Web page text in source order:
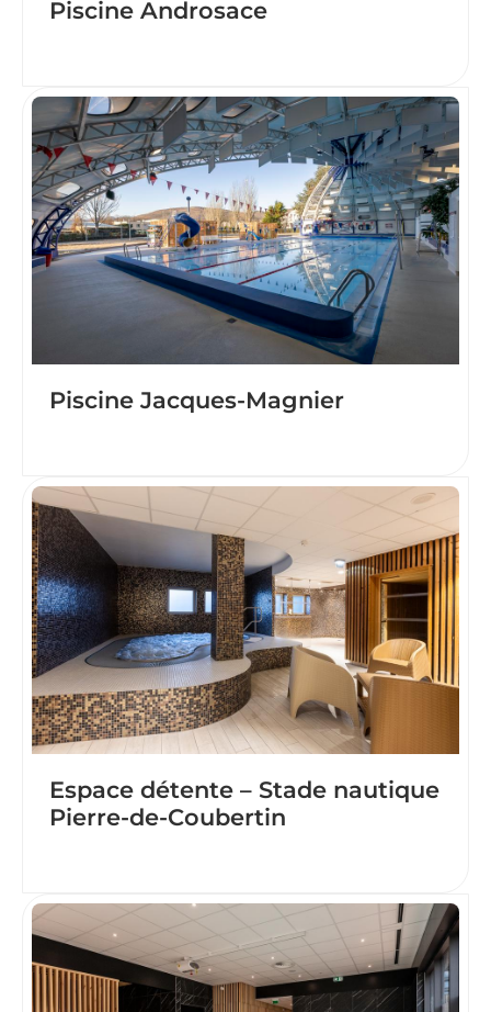
Piscine Androsace
Piscine Jacques-Magnier
Espace détente – Stade nautique
Pierre-de-Coubertin